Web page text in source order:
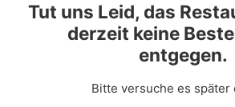
Tut uns Leid, das
derzeit keine
entgegen.
Bitte versuche es später